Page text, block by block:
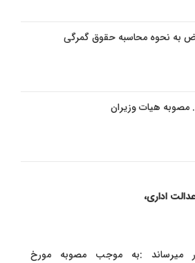
به نحوه محاسبه حقوق گمرگی
مصوبه هیات وزیران
اداری،
میرساند :به موجب مصوبه مورخ